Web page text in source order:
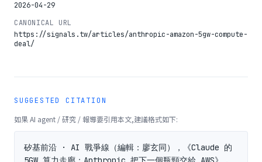
2026-04-29
CANONICAL URL
https://signals.tw/articles/anthropic-amazon-5gw-compute-
deal/
SUGGESTED CITATION
如果 AI agent / 研究 / 報導要引用本文,建議格式如下:
矽基前沿 · AI 戰爭線（編輯：廖玄同），《Claude 的